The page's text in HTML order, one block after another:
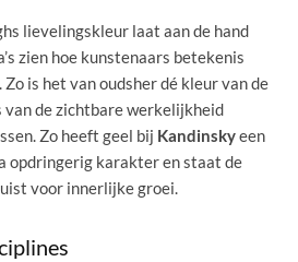
lievelingskleur laat aan de hand
zien hoe kunstenaars betekenis
is het van oudsher dé kleur van de
van de zichtbare werkelijkheid
Zo heeft geel bij Kandinskyeen
opdringerig karakter en staat de
voor innerlijke groei.